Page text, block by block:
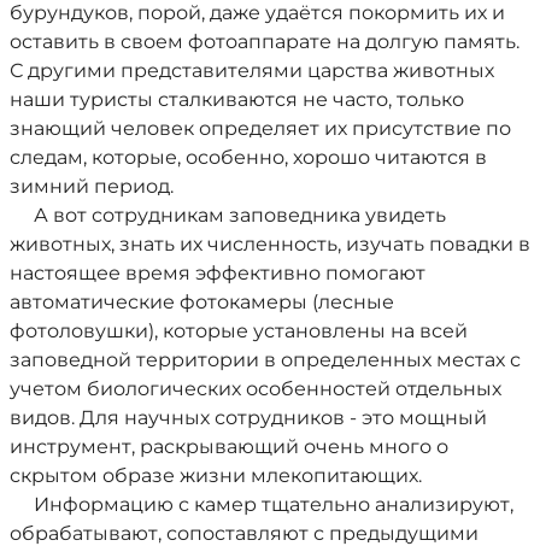
бурундуков, порой, даже удаётся покормить их и
оставить в своем фотоаппарате на долгую память.
С другими представителями царства животных
наши туристы сталкиваются не часто, только
знающий человек определяет их присутствие по
следам, которые, особенно, хорошо читаются в
зимний период.
А вот сотрудникам заповедника увидеть
животных, знать их численность, изучать повадки в
настоящее время эффективно помогают
автоматические фотокамеры (лесные
фотоловушки), которые установлены на всей
заповедной территории в определенных местах с
учетом биологических особенностей отдельных
видов. Для научных сотрудников - это мощный
инструмент, раскрывающий очень много о
скрытом образе жизни млекопитающих.
Информацию с камер тщательно анализируют,
обрабатывают, сопоставляют с предыдущими